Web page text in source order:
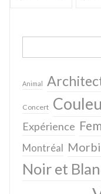
Search
Animal
Concert
Expérience
Montréal
Noir et